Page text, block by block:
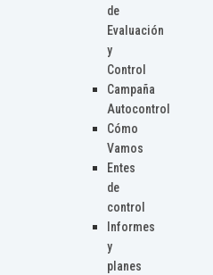
de
Evaluación
y
Control
Campaña
Autocontrol
Cómo
Vamos
Entes
de
control
Informes
y
planes